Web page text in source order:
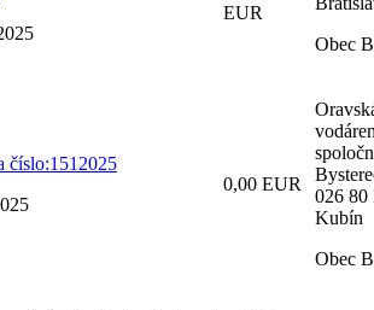
EUR
Obec
číslo:1512025
0,00 EUR
026
Kubín
Obec